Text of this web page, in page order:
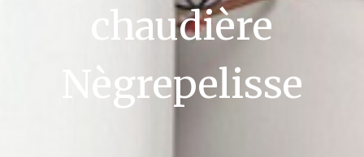
chaudière
Nègrepelisse